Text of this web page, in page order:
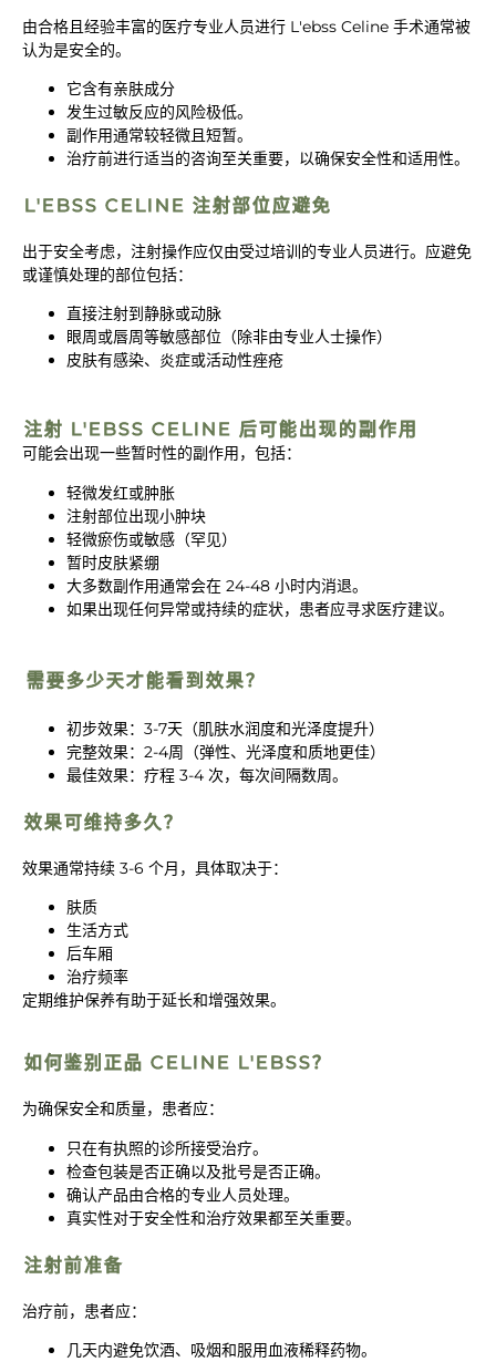
由合格且经验丰富的医疗专业人员进行 L'ebss Celine 手术通常被
认为是安全的。
它含有亲肤成分
发生过敏反应的风险极低。
副作用通常较轻微且短暂。
治疗前进行适当的咨询至关重要，以确保安全性和适用性。
L'EBSS CELINE 注射部位应避免
出于安全考虑，注射操作应仅由受过培训的专业人员进行。应避免
或谨慎处理的部位包括：
直接注射到静脉或动脉
眼周或唇周等敏感部位（除非由专业人士操作）
皮肤有感染、炎症或活动性痤疮
注射 L'EBSS CELINE 后可能出现的副作用
可能会出现一些暂时性的副作用，包括：
轻微发红或肿胀
注射部位出现小肿块
轻微瘀伤或敏感（罕见）
暂时皮肤紧绷
大多数副作用通常会在 24-48 小时内消退。
如果出现任何异常或持续的症状，患者应寻求医疗建议。
需要多少天才能看到效果？
初步效果：3-7天（肌肤水润度和光泽度提升）
完整效果：2-4周（弹性、光泽度和质地更佳）
最佳效果：疗程 3-4 次，每次间隔数周。
效果可维持多久？
效果通常持续 3-6 个月，具体取决于：
肤质
生活方式
后车厢
治疗频率
定期维护保养有助于延长和增强效果。
如何鉴别正品 CELINE L'EBSS？
为确保安全和质量，患者应：
只在有执照的诊所接受治疗。
检查包装是否正确以及批号是否正确。
确认产品由合格的专业人员处理。
真实性对于安全性和治疗效果都至关重要。
注射前准备
治疗前，患者应：
几天内避免饮酒、吸烟和服用血液稀释药物。